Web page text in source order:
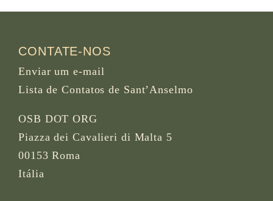
CONTATE-NOS
Enviar um e-mail
Lista de Contatos de Sant’Anselmo
OSB DOT ORG
Piazza dei Cavalieri di Malta 5
00153 Roma
Itália